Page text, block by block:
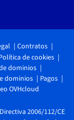
Contratos
de cookies
dominios
dominios
Pagos
OVHcloud
2006/112/CE